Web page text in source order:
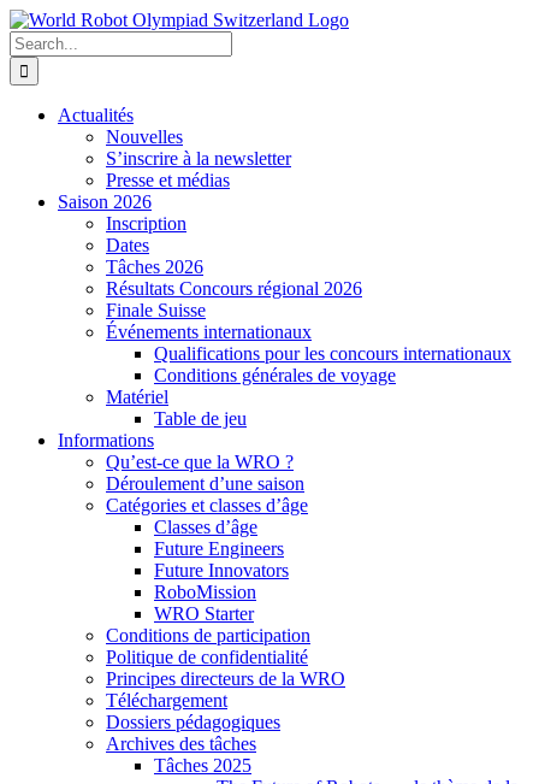
Skip
to
content
Search
for:
Actualités
Nouvelles
S’inscrire à la newsletter
Presse et médias
Saison 2026
Inscription
Dates
Tâches 2026
Résultats Concours régional 2026
Finale Suisse
Événements internationaux
Qualifications pour les concours internationaux
Conditions générales de voyage
Matériel
Table de jeu
Informations
Qu’est-ce que la WRO ?
Déroulement d’une saison
Catégories et classes d’âge
Classes d’âge
Future Engineers
Future Innovators
RoboMission
WRO Starter
Conditions de participation
Politique de confidentialité
Principes directeurs de la WRO
Téléchargement
Dossiers pédagogiques
Archives des tâches
Tâches 2025